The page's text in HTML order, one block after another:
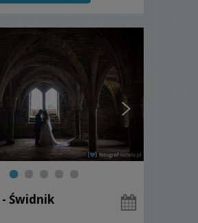
Świdnik